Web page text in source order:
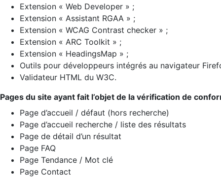
Extension « Web Developer » ;
Extension « Assistant RGAA » ;
Extension « WCAG Contrast checker » ;
Extension « ARC Toolkit » ;
Extension « HeadingsMap » ;
Outils pour développeurs intégrés au navigateur
Validateur HTML du W3C.
Pages du site ayant fait l’objet de la vérification de
Page d’accueil / défaut (hors recherche)
Page d’accueil recherche / liste des résultats
Page de détail d’un résultat
Page FAQ
Page Tendance / Mot clé
Page Contact